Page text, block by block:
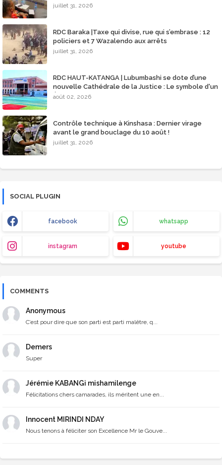
Lubumbashi
juillet 31, 2026
RDC Baraka |Taxe qui divise, rue qui s’embrase : 12
policiers et 7 Wazalendo aux arrêts
juillet 31, 2026
​RDC HAUT-KATANGA | Lubumbashi se dote d’une
nouvelle Cathédrale de la Justice : Le symbole d'un
État de droit restauré !
août 02, 2026
Contrôle technique à Kinshasa : Dernier virage
avant le grand bouclage du 10 août !
juillet 31, 2026
SOCIAL PLUGIN
facebook whatsapp
instagram youtube
COMMENTS
Anonymous
C’est pour dire que son parti est parti malêtre, q...
Demers
Super
Jérémie KABANGi mishamilenge
Félicitations chers camarades, ils méritent une en...
Innocent MIRINDI NDAY
Nous tenons à féliciter son Excellence Mr le Gouve...